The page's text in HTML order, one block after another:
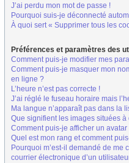
J’ai perdu mon mot de passe !
Pourquoi suis-je déconnecté
À quoi sert « Supprimer tous les
Préférences et paramètres des
Comment puis-je modifier mes
Comment puis-je masquer mon
en ligne ?
L’heure n’est pas correcte !
J’ai réglé le fuseau horaire mais
Ma langue n’apparaît pas dans la
Que signifient les images situées à
Comment puis-je afficher un avatar
Quel est mon rang et comment
Pourquoi m’est-il demandé de
courrier électronique d’un